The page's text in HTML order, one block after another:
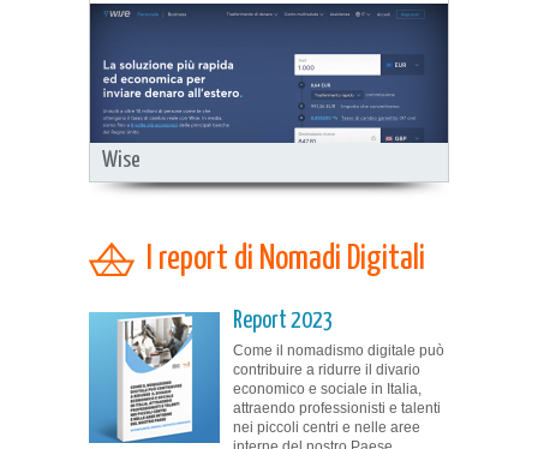
Wise
I report di Nomadi Digitali
Report 2023
Come il nomadismo digitale può
contribuire a ridurre il divario
economico e sociale in Italia,
attraendo professionisti e talenti
nei piccoli centri e nelle aree